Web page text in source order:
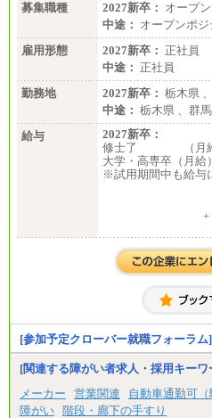
募集職種
2027新卒： オープ
中途： オープンポ
雇用形態
2027新卒： 正社員
中途： 正社員
勤務地
2027新卒： 栃木県
中途： 栃木県 、群
給与
2027新卒：
修士了 （月給
大学・高専卒（月給
※試用期間中も給与
大学・高専卒（月給
※試用期間中も給与
[参加予定クローバー就職フォーラム]
[関連する障がい者求人・採用キーワ
メーカー
営業関連 自動車通勤可
障がい 階段・廊下の手すり